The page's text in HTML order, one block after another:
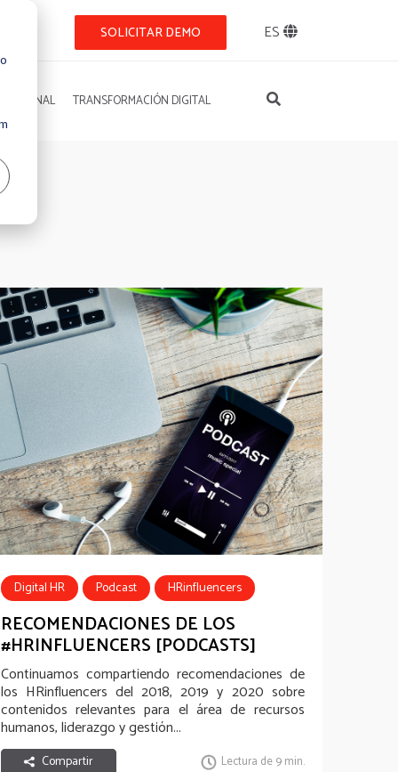
SOLICITAR DEMO ES
TRANSFORMACIÓN DIGITAL
Digital HR Podcast
HRinfluencers
Comunicadores
Referentes
RECOMENDACIONES DE LOS
#HRINFLUENCERS [PODCASTS]
Continuamos compartiendo recomendaciones de
los HRinfluencers del 2018, 2019 y 2020 sobre
contenidos relevantes para el área de recursos
humanos, liderazgo y gestión...
Compartir Lectura de 9 min.